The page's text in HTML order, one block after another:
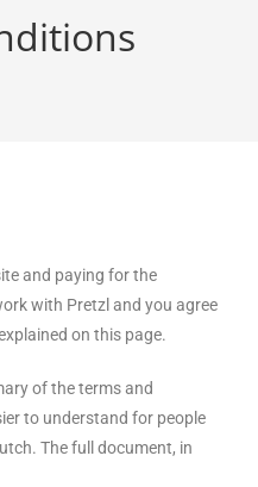
and paying for the
with Pretzl and you agree
on this page.
of the terms and
to understand for people
The full document, in